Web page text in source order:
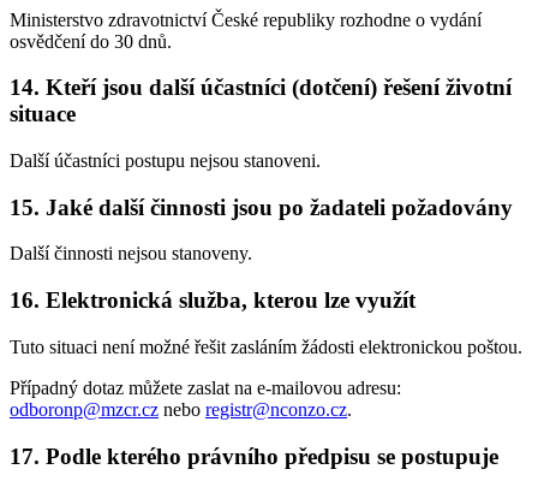
Ministerstvo zdravotnictví České republiky rozhodne o vydání
osvědčení do 30 dnů.
14. Kteří jsou další účastníci (dotčení) řešení životní
situace
Další účastníci postupu nejsou stanoveni.
15. Jaké další činnosti jsou po žadateli požadovány
Další činnosti nejsou stanoveny.
16. Elektronická služba, kterou lze využít
Tuto situaci není možné řešit zasláním žádosti elektronickou poštou.
Případný dotaz můžete zaslat na e-mailovou adresu:
odboronp@mzcr.cz nebo registr@nconzo.cz.
17. Podle kterého právního předpisu se postupuje